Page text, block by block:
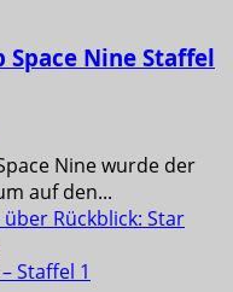
Space Nine Staffel
Nine wurde der
auf den...
Rückblick: Star
Staffel 1